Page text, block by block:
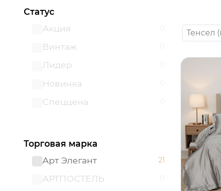
Статус
Акция
0
Винтаж 0
Лидер 0
Новинка 0
Спеццена 0
Торговая марка
Арт Элегант
21
АРТПОСТЕЛЬ 0
Тенсел